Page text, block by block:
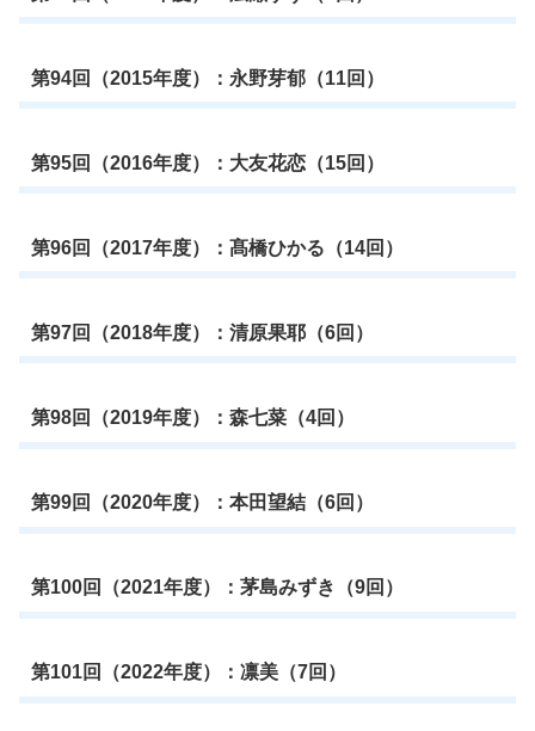
第94回（2015年度）：永野芽郁（11回）
第95回（2016年度）：大友花恋（15回）
第96回（2017年度）：髙橋ひかる（14回）
第97回（2018年度）：清原果耶（6回）
第98回（2019年度）：森七菜（4回）
第99回（2020年度）：本田望結（6回）
第100回（2021年度）：茅島みずき（9回）
第101回（2022年度）：凛美（7回）